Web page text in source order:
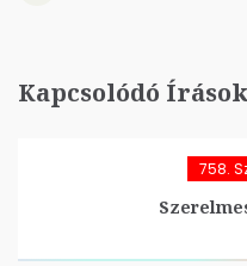
Kapcsolódó Írások
758.